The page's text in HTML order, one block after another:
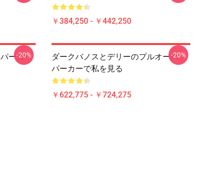
￥384,250 - ￥442,250
ーカー
-20%
ダークバノスとデリーのプルオーバー
パーカーで私を見る
￥622,775 - ￥724,275
-20%